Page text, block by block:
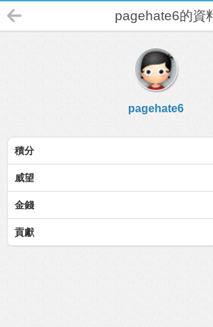
pagehate6的資
pagehate6
積分
威望
金錢
貢獻